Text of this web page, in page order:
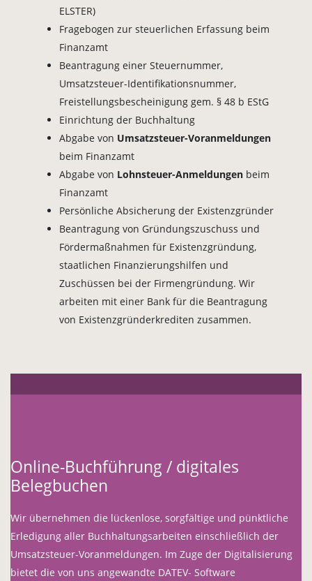
ELSTER)
Fragebogen zur steuerlichen Erfassung beim
Finanzamt
Beantragung einer Steuernummer,
Umsatzsteuer-Identifikationsnummer,
Freistellungsbescheinigung gem. § 48 b EStG
Einrichtung der Buchhaltung
Abgabe von Umsatzsteuer-Voranmeldungen
beim Finanzamt
Abgabe von Lohnsteuer-Anmeldungen beim
Finanzamt
Persönliche Absicherung der Existenzgründer
Beantragung von Gründungszuschuss und
Fördermaßnahmen für Existenzgründung,
staatlichen Finanzierungshilfen und
Zuschüssen bei der Firmengründung. Wir
arbeiten mit einer Bank für die Beantragung
von Existenzgründerkrediten zusammen.
Online-Buchführung / digitales
Belegbuchen
Wir übernehmen die lückenlose, sorgfältige und pünktliche
Erledigung aller Buchhaltungsarbeiten einschließlich der
Umsatzsteuer-Voranmeldungen. Im Zuge der Digitalisierung
bietet die von uns angewandte DATEV- Software